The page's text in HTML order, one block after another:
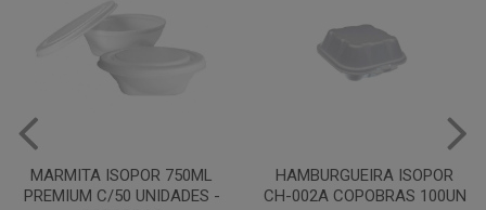
HAMBURGUEIRA ISOPOR
CH-002A COPOBRAS 100UN
CAIXA PARDA PIZZA N30
OITAVADA BALUARTE C/10